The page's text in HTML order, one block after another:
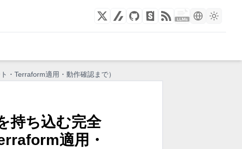
・Terraform適用・動作確認まで）
持ち込む完全
適用・